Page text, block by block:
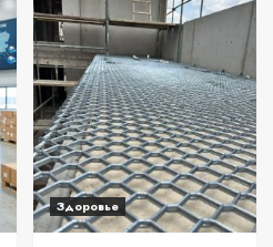
Здоровье